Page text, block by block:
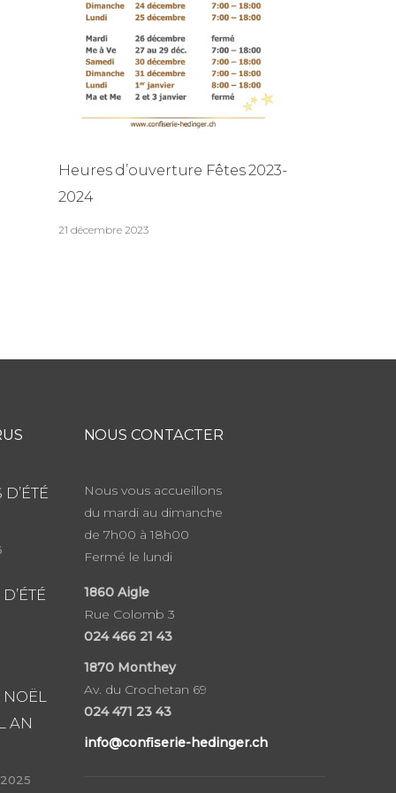
Heures d’ouverture Fêtes 2023-
2024
21 décembre 2023
NOËL
AN
NOUS CONTACTER
Nous vous accueillons
du mardi au dimanche
de 7h00 à 18h00
Fermé le lundi
1860 Aigle
Rue Colomb 3
024 466 21 43
1870 Monthey
Av. du Crochetan 69
024 471 23 43
info@confiserie-hedinger.ch